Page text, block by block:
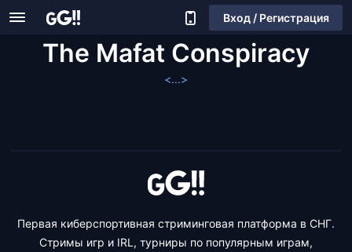
Вход / Регистрация
The Mafat Conspiracy
<...>
Первая киберспортивная стриминговая платформа в СНГ.
Стримы игр и IRL, турниры по популярным играм,